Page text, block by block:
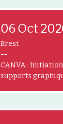
06 Oct
Brest
--
CANVA :
supports